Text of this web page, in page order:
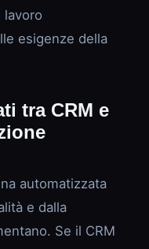
esigenze della
tra CRM e
automatizzata
e dalla
Se il CRM